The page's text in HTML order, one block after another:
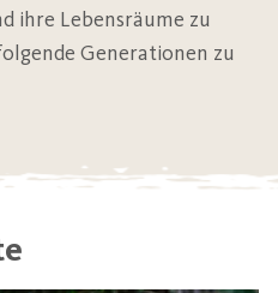
ihre Lebensräume zu
Generationen zu